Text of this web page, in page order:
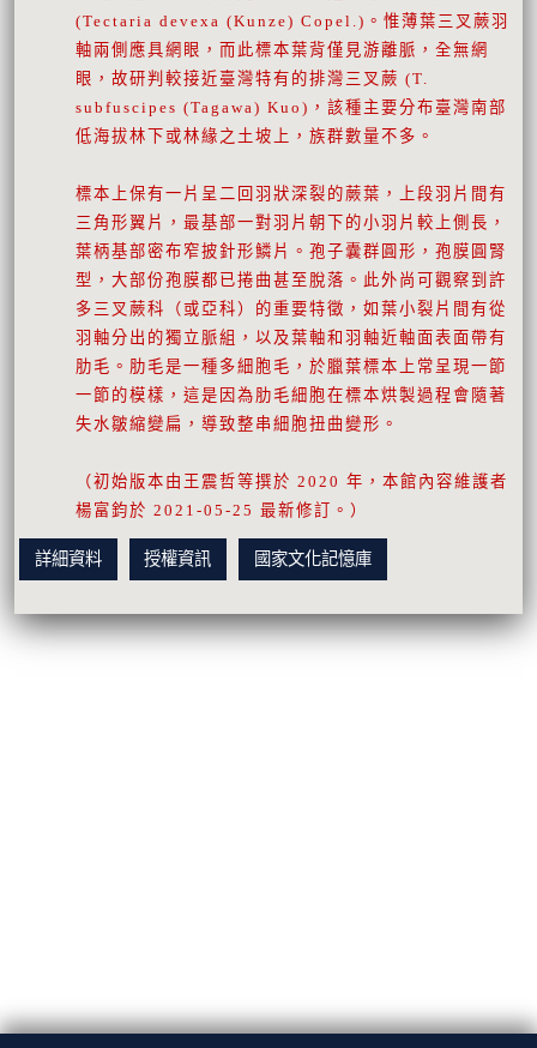
(Tectaria devexa (Kunze) Copel.)。惟薄葉三叉蕨羽
軸兩側應具網眼，而此標本葉背僅見游離脈，全無網
眼，故研判較接近臺灣特有的排灣三叉蕨 (T.
subfuscipes (Tagawa) Kuo)，該種主要分布臺灣南部
低海拔林下或林緣之土坡上，族群數量不多。
標本上保有一片呈二回羽狀深裂的蕨葉，上段羽片間有
三角形翼片，最基部一對羽片朝下的小羽片較上側長，
葉柄基部密布窄披針形鱗片。孢子囊群圓形，孢膜圓腎
型，大部份孢膜都已捲曲甚至脫落。此外尚可觀察到許
多三叉蕨科（或亞科）的重要特徵，如葉小裂片間有從
羽軸分出的獨立脈組，以及葉軸和羽軸近軸面表面帶有
肋毛。肋毛是一種多細胞毛，於臘葉標本上常呈現一節
一節的模樣，這是因為肋毛細胞在標本烘製過程會隨著
失水皺縮變扁，導致整串細胞扭曲變形。
（初始版本由王震哲等撰於 2020 年，本館內容維護者
楊富鈞於 2021-05-25 最新修訂。）
詳細資料 授權資訊 國家文化記憶庫